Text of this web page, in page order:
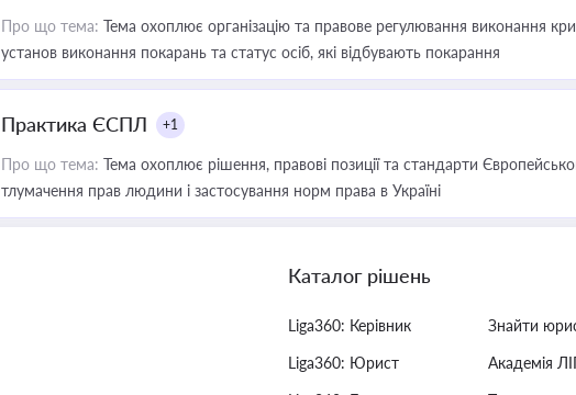
Про що тема: Тема охоплює організацію та правове регулювання виконання
установ виконання покарань та статус осіб, які відбувають покарання
Практика ЄСПЛ +1
Про що тема: Тема охоплює рішення, правові позиції та стандарти
тлумачення прав людини і застосування норм права в Україні
Каталог рішень
Liga360: Керівник
Liga360: Юрист
Знайти
Академія